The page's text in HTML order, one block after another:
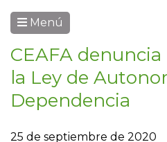
Menú
CEAFA
la Ley de
Dependencia
25 de septiembre de 2020